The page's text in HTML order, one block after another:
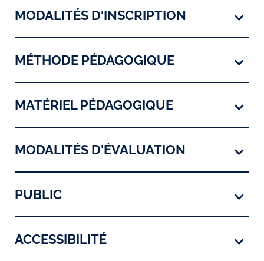
MODALITÉS D'INSCRIPTION
MÉTHODE PÉDAGOGIQUE
MATÉRIEL PÉDAGOGIQUE
MODALITÉS D'ÉVALUATION
PUBLIC
ACCESSIBILITÉ